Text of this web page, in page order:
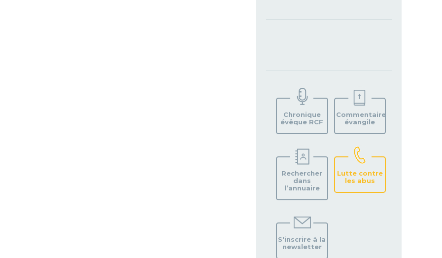
VOTRE
PAROISSE
Chronique
évêque RCF
Commentaire
évangile
Rechercher
dans
l’annuaire
Lutte contre
les abus
S'inscrire à la
newsletter